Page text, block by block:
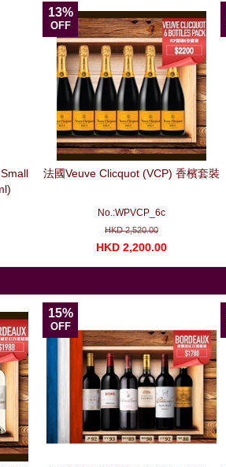
13%
OFF
法國Veuve Clicquot (VCP) 香檳套裝
No.:WPVCP_6c
HKD 2,520.00
HKD 2,200.00
15%
OFF